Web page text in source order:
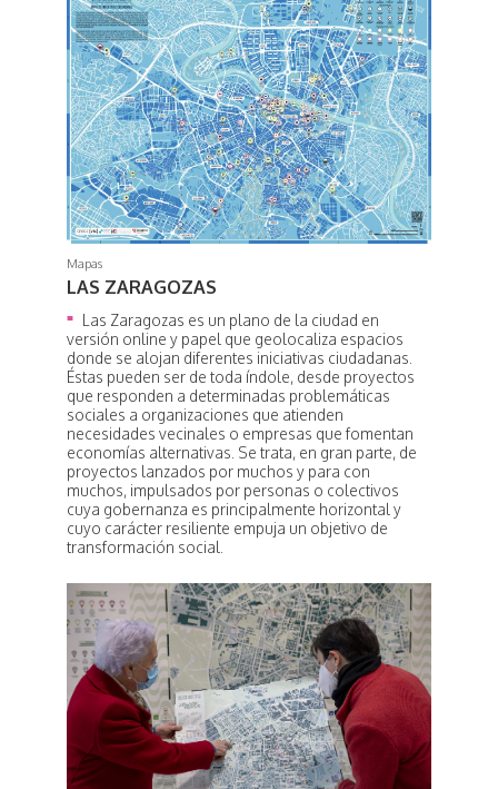
Mapas
LAS ZARAGOZAS
Las Zaragozas es un plano de la ciudad en
versión online y papel que geolocaliza espacios
donde se alojan diferentes iniciativas ciudadanas.
Éstas pueden ser de toda índole, desde proyectos
que responden a determinadas problemáticas
sociales a organizaciones que atienden
necesidades vecinales o empresas que fomentan
economías alternativas. Se trata, en gran parte, de
proyectos lanzados por muchos y para con
muchos, impulsados por personas o colectivos
cuya gobernanza es principalmente horizontal y
cuyo carácter resiliente empuja un objetivo de
transformación social.